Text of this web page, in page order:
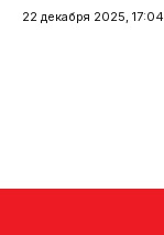
22 декабря 2025, 17:04